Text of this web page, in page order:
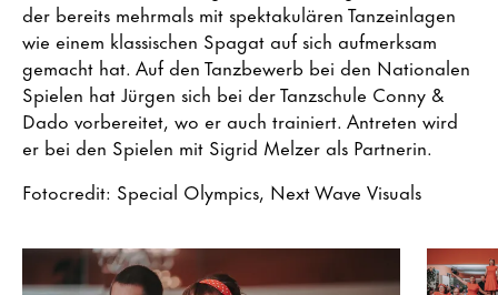
der bereits mehrmals mit spektakulären Tanzeinlagen
wie einem klassischen Spagat auf sich aufmerksam
gemacht hat. Auf den Tanzbewerb bei den Nationalen
Spielen hat Jürgen sich bei der Tanzschule Conny &
Dado vorbereitet, wo er auch trainiert. Antreten wird
er bei den Spielen mit Sigrid Melzer als Partnerin.
Fotocredit: Special Olympics, Next Wave Visuals